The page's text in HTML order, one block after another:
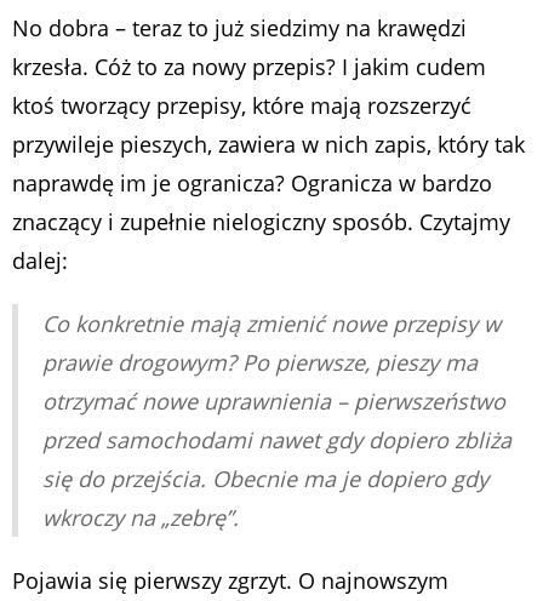
No dobra – teraz to już siedzimy na krawędzi
krzesła. Cóż to za nowy przepis? I jakim cudem
ktoś tworzący przepisy, które mają rozszerzyć
przywileje pieszych, zawiera w nich zapis, który tak
naprawdę im je ogranicza? Ogranicza w bardzo
znaczący i zupełnie nielogiczny sposób. Czytajmy
dalej:
Co konkretnie mają zmienić nowe przepisy w
prawie drogowym? Po pierwsze, pieszy ma
otrzymać nowe uprawnienia – pierwszeństwo
przed samochodami nawet gdy dopiero zbliża
się do przejścia. Obecnie ma je dopiero gdy
wkroczy na „zebrę”.
Pojawia się pierwszy zgrzyt. O najnowszym